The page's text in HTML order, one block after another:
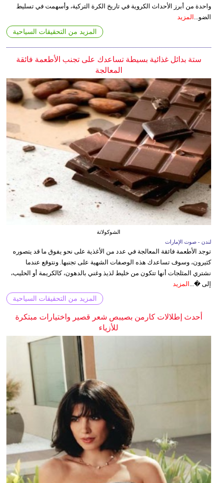
واحدة من أبرز الأحداث الكروية في تاريخ الكرة التركية، وأسهمت في تسليط
الضو... المزيد
المزيد من التحقيقات السياحية
ستة بدائل غذائية بسيطة تساعدك على تجنب الأطعمة فائقة
المعالجة
الشوكولاتة
لندن - صوت الإمارات
توجد الأطعمة فائقة المعالجة في عدد من الأغذية على نحو يفوق ما قد يتصوره
كثيرون، وسوف تساعدك هذه الوصفات الشهية على تجنبها. ونتوقع عندما
نشتري المثلجات أنها تتكون من خليط لذيذ وغني بالدهون، كالكريمة أو الحليب،
إلى �...
المزيد
المزيد من التحقيقات السياحية
أحدث إطلالات كارمن بصيبص شعر قصير واختيارات مبتكرة
للأزياء